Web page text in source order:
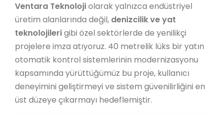
Ventara Teknolojiolarak yalnızca endüstriyel
üretim alanlarında değil, denizcilik ve yat
teknolojilerigibi özel sektörlerde de yenilikçi
projelere imza atıyoruz. 40 metrelik lüks bir yatın
otomatik kontrol sistemlerinin modernizasyonu
kapsamında yürüttüğümüz bu proje, kullanıcı
deneyimini geliştirmeyi ve sistem güvenilirliğini en
üst düzeye çıkarmayı hedeflemiştir.